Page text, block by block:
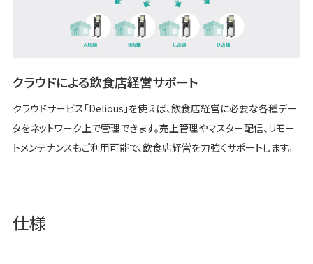
クラウドによる飲食店経営サポート
クラウドサービス「Delious」を使えば、飲食店経営に必要な各種デー
タをネットワーク上で管理できます。売上管理やマスター配信、リモー
トメンテナンスもご利用可能で、飲食店経営を力強くサポートします。
仕様